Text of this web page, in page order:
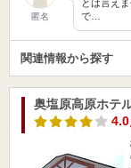
匿名
とは言え
で…
関連情報から探す
奥塩原高原ホテ
4.0